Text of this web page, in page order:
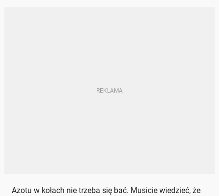
Azotu w kołach nie trzeba się bać. Musicie wiedzieć, że